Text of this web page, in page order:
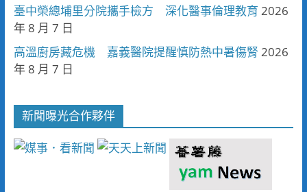
臺中榮總埔里分院攜手檢方 深化醫事倫理教育 2026
年 8 月 7 日
高溫廚房藏危機 嘉義醫院提醒慎防熱中暑傷腎 2026
年 8 月 7 日
新聞曝光合作夥伴